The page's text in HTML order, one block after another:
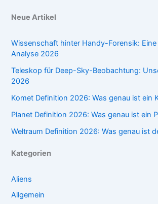
Neue Artikel
Wissenschaft hinter Handy-Forensik:
Analyse 2026
Teleskop für Deep-Sky-Beobachtung:
2026
Komet Definition 2026: Was genau ist ein
Planet Definition 2026: Was genau ist ein
Weltraum Definition 2026: Was genau ist
Kategorien
Aliens
Allgemein